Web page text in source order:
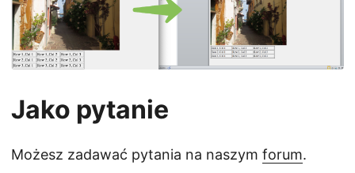
Jako pytanie
Możesz zadawać pytania na naszym forum.